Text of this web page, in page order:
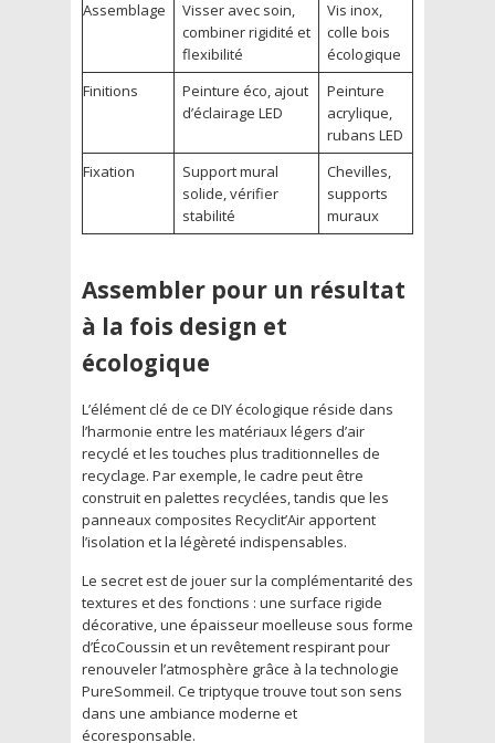
Assemblage
Visser avec soin,
combiner rigidité et
flexibilité
Vis inox,
colle bois
écologique
Finitions
Peinture éco, ajout
d’éclairage LED
Peinture
acrylique,
rubans LED
Fixation
Support mural
solide, vérifier
stabilité
Chevilles,
supports
muraux
Assembler pour un résultat
à la fois design et
écologique
L’élément clé de ce DIY écologique réside dans
l’harmonie entre les matériaux légers d’air
recyclé et les touches plus traditionnelles de
recyclage. Par exemple, le cadre peut être
construit en palettes recyclées, tandis que les
panneaux composites Recyclit’Air apportent
l’isolation et la légèreté indispensables.
Le secret est de jouer sur la complémentarité des
textures et des fonctions : une surface rigide
décorative, une épaisseur moelleuse sous forme
d’ÉcoCoussin et un revêtement respirant pour
renouveler l’atmosphère grâce à la technologie
PureSommeil. Ce triptyque trouve tout son sens
dans une ambiance moderne et
écoresponsable.